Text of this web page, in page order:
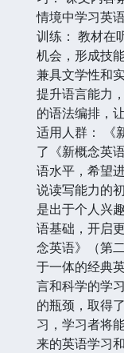
情境中学习英
训练： 教材在
机会，形成技
兼具文学性和
提升语言能力
的语法编排，
适用人群： 《
了《新概念英
语水平，希望
说读写能力的
是出于个人兴
语基础，开启
念英语》（第
于一体的经典
言和科学的学
的瓶颈，取得
习，学习者将
来的英语学习